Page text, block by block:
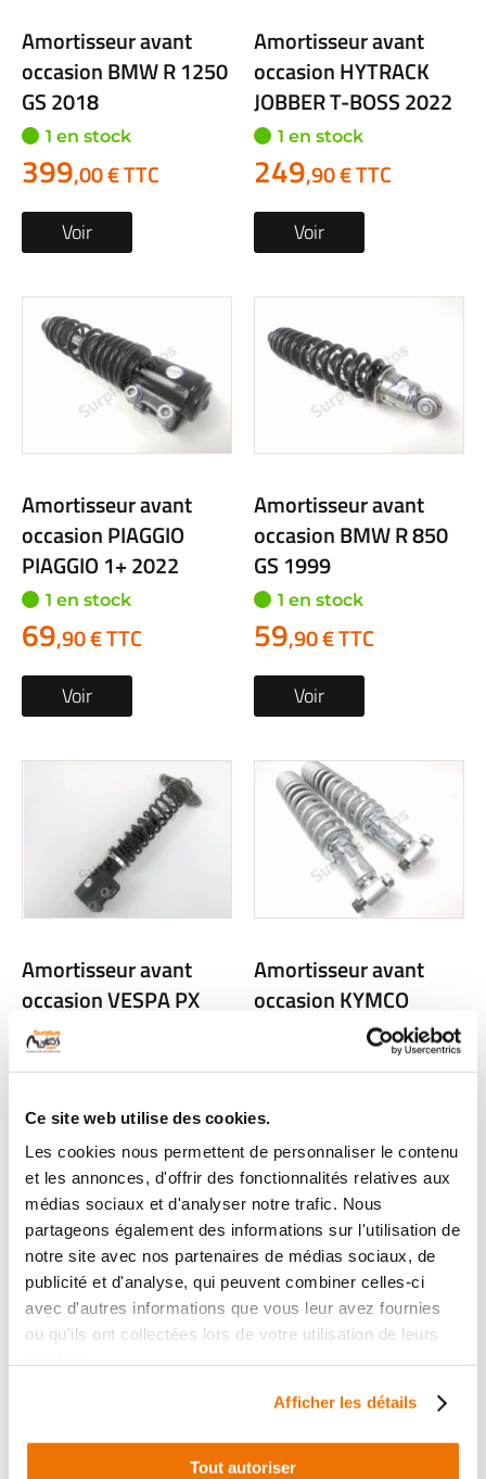
Ce site web utilise des cookies.
Les cookies nous permettent de personnaliser le contenu
et les annonces, d'offrir des fonctionnalités relatives aux
médias sociaux et d'analyser notre trafic. Nous
partageons également des informations sur l'utilisation de
notre site avec nos partenaires de médias sociaux, de
publicité et d'analyse, qui peuvent combiner celles-ci
avec d'autres informations que vous leur avez fournies
ou qu'ils ont collectées lors de votre utilisation de leurs
Afficher les détails
Tout autoriser
Amortisseur avant
occasion BMW R 1250
GS 2018
1 en stock
399,00 € TTC
Voir
Amortisseur avant
occasion HYTRACK
JOBBER T-BOSS 2022
1 en stock
249,90 € TTC
Voir
Amortisseur avant
occasion PIAGGIO
PIAGGIO 1+ 2022
1 en stock
69,90 € TTC
Voir
Amortisseur avant
occasion BMW R 850
GS 1999
1 en stock
59,90 € TTC
Voir
Amortisseur avant
occasion VESPA PX
2013
49
Voir
Amortisseur avant
occasion KYMCO
MAXXER 300 2X4
119
Voir
Amortisseur avant
Amortisseur avant